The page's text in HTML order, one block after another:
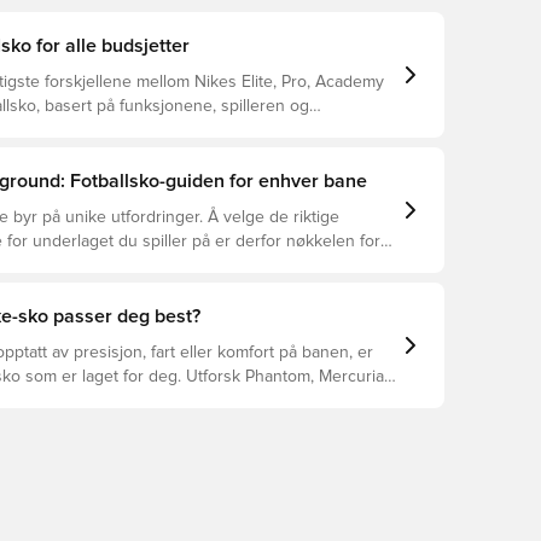
for alle budsjetter
forskjellene mellom Nikes Elite, Pro, Academy
basert på funksjonene, spilleren og
Fotballsko-guiden for enhver bane
byr på unike utfordringer. Å velge de riktige
for underlaget du spiller på er derfor nøkkelen for
de forskjellige overflatene.
sko passer deg best?
av presisjon, fart eller komfort på banen, er
som er laget for deg. Utforsk Phantom, Mercurial,